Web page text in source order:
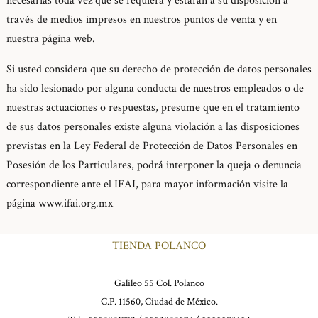
través de medios impresos en nuestros puntos de venta y en
nuestra página web.
Si usted considera que su derecho de protección de datos personales
ha sido lesionado por alguna conducta de nuestros empleados o de
nuestras actuaciones o respuestas, presume que en el tratamiento
de sus datos personales existe alguna violación a las disposiciones
previstas en la Ley Federal de Protección de Datos Personales en
Posesión de los Particulares, podrá interponer la queja o denuncia
correspondiente ante el IFAI, para mayor información visite la
páginawww.ifai.org.mx
TIENDA POLANCO
Galileo 55 Col. Polanco
C.P. 11560, Ciudad de México.